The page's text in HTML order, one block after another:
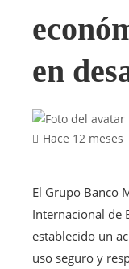
en
Hace 12 meses
El Grupo Banco
Internacional de
establecido un
uso seguro y